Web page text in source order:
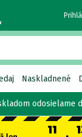
odosielame
Naskladnené
11